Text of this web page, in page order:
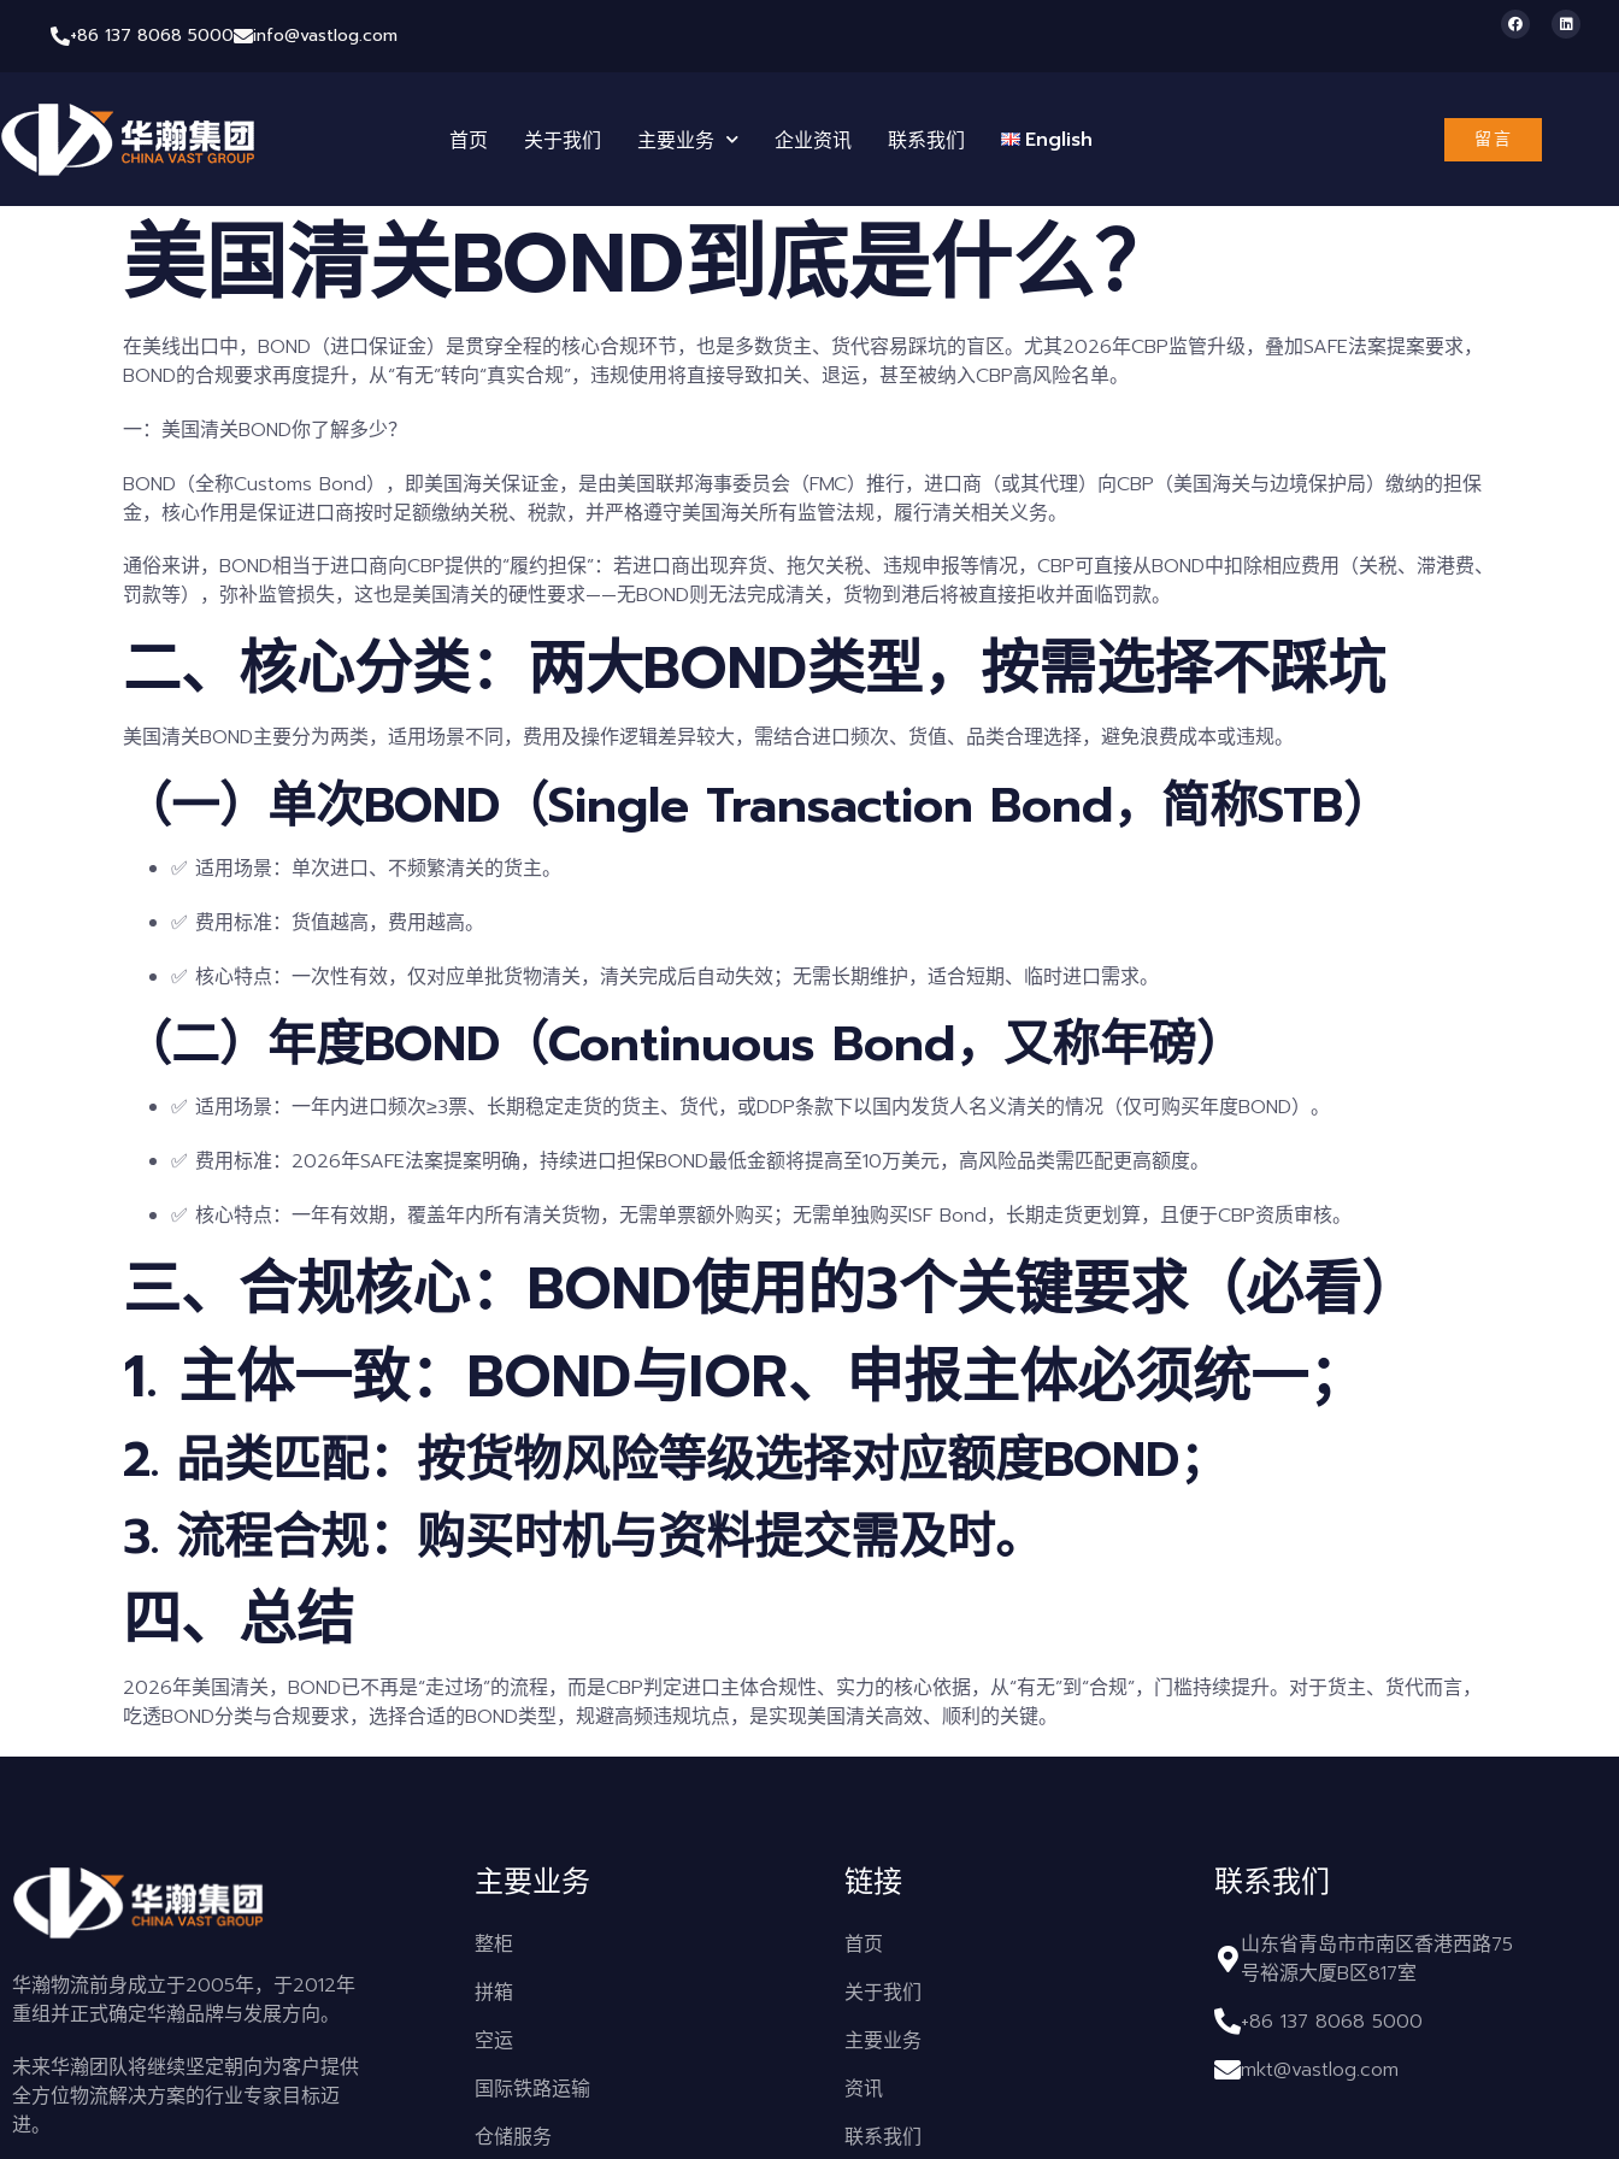
+86 137 8068 5000 info@vastlog.com
首页 关于我们 主要业务 企业资讯 联系我们 English 留言
美国清关BOND到底是什么？
在美线出口中， BOND （进口保证金）是贯穿全程的核心合规环节，也是多数货主、货代容易踩坑的盲区。尤其2026年CBP监管升级，叠加SAFE法案提案要求，
BOND的合规要求再度提升，从“有无”转向“真实合规”，违规使用将直接导致扣关、退运，甚至被纳入CBP高风险名单。
一：美国清关BOND你了解多少？
BOND（全称Customs Bond），即美国海关保证金，是由美国联邦海事委员会（FMC）推行，进口商（或其代理）向CBP（美国海关与边境保护局）缴纳的担保
金，核心作用是保证进口商按时足额缴纳关税、税款，并严格遵守美国海关所有监管法规，履行清关相关义务。
通俗来讲，BOND相当于进口商向CBP提供的“履约担保”：若进口商出现弃货、拖欠关税、违规申报等情况，CBP可直接从BOND中扣除相应费用（关税、滞港费、
罚款等），弥补监管损失，这也是美国清关的硬性要求——无BOND则无法完成清关，货物到港后将被直接拒收并面临罚款。
二、核心分类：两大BOND类型，按需选择不踩坑
美国清关BOND主要分为两类，适用场景不同，费用及操作逻辑差异较大，需结合进口频次、货值、品类合理选择，避免浪费成本或违规。
（一） 单次BOND （Single Transaction Bond，简称STB）
✅ 适用场景：单次进口、不频繁清关的货主。
✅ 费用标准：货值越高，费用越高。
✅ 核心特点：一次性有效，仅对应单批货物清关，清关完成后自动失效；无需长期维护，适合短期、临时进口需求。
（二） 年度BOND （Continuous Bond，又称年磅）
✅ 适用场景：一年内进口频次≥3票、长期稳定走货的货主、货代，或DDP条款下以国内发货人名义清关的情况（仅可购买年度BOND）。
✅ 费用标准：2026年SAFE法案提案明确，持续进口担保BOND最低金额将提高至10万美元，高风险品类需匹配更高额度。
✅ 核心特点：一年有效期，覆盖年内所有清关货物，无需单票额外购买；无需单独购买ISF Bond，长期走货更划算，且便于CBP资质审核。
三、合规核心：BOND使用的3个关键要求（必看）
1. 主体一致：BOND与IOR、申报主体必须统一；
2. 品类匹配：按货物风险等级选择对应额度BOND；
3. 流程合规：购买时机与资料提交需及时。
四、总结
2026年美国清关，BOND已不再是“走过场”的流程，而是CBP判定进口主体合规性、实力的核心依据，从“有无”到“合规”，门槛持续提升。对于货主、货代而言，
吃透BOND分类与合规要求，选择合适的BOND类型，规避高频违规坑点，是实现美国清关高效、顺利的关键。
华瀚物流前身成立于2005年，于2012年
重组并正式确定华瀚品牌与发展方向。
未来华瀚团队将继续坚定朝向为客户提供
全方位物流解决方案的行业专家目标迈
进。
主要业务
整柜
拼箱
空运
国际铁路运输
仓储服务
链接
首页
关于我们
主要业务
资讯
联系我们
联系我们
山东省青岛市市南区香港西路75
号裕源大厦B区817室
+86 137 8068 5000
mkt@vastlog.com